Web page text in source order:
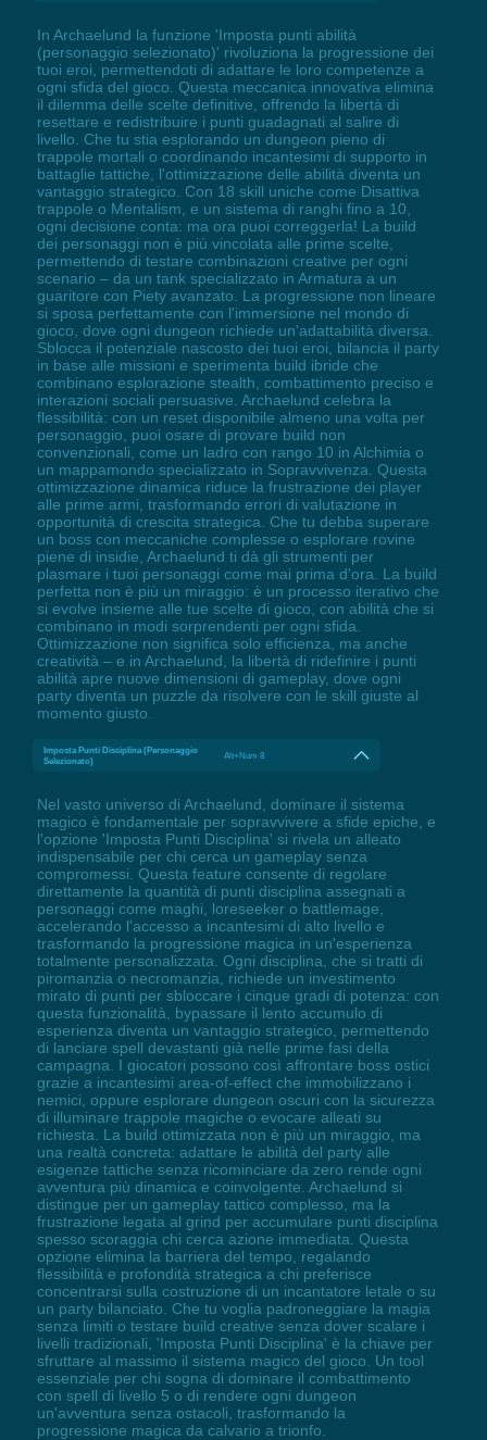
In Archaelund la funzione 'Imposta punti abilità
(personaggio selezionato)' rivoluziona la progressione dei
tuoi eroi, permettendoti di adattare le loro competenze a
ogni sfida del gioco. Questa meccanica innovativa elimina
il dilemma delle scelte definitive, offrendo la libertà di
resettare e redistribuire i punti guadagnati al salire di
livello. Che tu stia esplorando un dungeon pieno di
trappole mortali o coordinando incantesimi di supporto in
battaglie tattiche, l'ottimizzazione delle abilità diventa un
vantaggio strategico. Con 18 skill uniche come Disattiva
trappole o Mentalism, e un sistema di ranghi fino a 10,
ogni decisione conta: ma ora puoi correggerla! La build
dei personaggi non è più vincolata alle prime scelte,
permettendo di testare combinazioni creative per ogni
scenario – da un tank specializzato in Armatura a un
guaritore con Piety avanzato. La progressione non lineare
si sposa perfettamente con l'immersione nel mondo di
gioco, dove ogni dungeon richiede un'adattabilità diversa.
Sblocca il potenziale nascosto dei tuoi eroi, bilancia il party
in base alle missioni e sperimenta build ibride che
combinano esplorazione stealth, combattimento preciso e
interazioni sociali persuasive. Archaelund celebra la
flessibilità: con un reset disponibile almeno una volta per
personaggio, puoi osare di provare build non
convenzionali, come un ladro con rango 10 in Alchimia o
un mappamondo specializzato in Sopravvivenza. Questa
ottimizzazione dinamica riduce la frustrazione dei player
alle prime armi, trasformando errori di valutazione in
opportunità di crescita strategica. Che tu debba superare
un boss con meccaniche complesse o esplorare rovine
piene di insidie, Archaelund ti dà gli strumenti per
plasmare i tuoi personaggi come mai prima d'ora. La build
perfetta non è più un miraggio: è un processo iterativo che
si evolve insieme alle tue scelte di gioco, con abilità che si
combinano in modi sorprendenti per ogni sfida.
Ottimizzazione non significa solo efficienza, ma anche
creatività – e in Archaelund, la libertà di ridefinire i punti
abilità apre nuove dimensioni di gameplay, dove ogni
party diventa un puzzle da risolvere con le skill giuste al
momento giusto.
Imposta Punti Disciplina (Personaggio
Selezionato)
Alt+Num 8
Nel vasto universo di Archaelund, dominare il sistema
magico è fondamentale per sopravvivere a sfide epiche, e
l'opzione 'Imposta Punti Disciplina' si rivela un alleato
indispensabile per chi cerca un gameplay senza
compromessi. Questa feature consente di regolare
direttamente la quantità di punti disciplina assegnati a
personaggi come maghi, loreseeker o battlemage,
accelerando l'accesso a incantesimi di alto livello e
trasformando la progressione magica in un'esperienza
totalmente personalizzata. Ogni disciplina, che si tratti di
piromanzia o necromanzia, richiede un investimento
mirato di punti per sbloccare i cinque gradi di potenza: con
questa funzionalità, bypassare il lento accumulo di
esperienza diventa un vantaggio strategico, permettendo
di lanciare spell devastanti già nelle prime fasi della
campagna. I giocatori possono così affrontare boss ostici
grazie a incantesimi area-of-effect che immobilizzano i
nemici, oppure esplorare dungeon oscuri con la sicurezza
di illuminare trappole magiche o evocare alleati su
richiesta. La build ottimizzata non è più un miraggio, ma
una realtà concreta: adattare le abilità del party alle
esigenze tattiche senza ricominciare da zero rende ogni
avventura più dinamica e coinvolgente. Archaelund si
distingue per un gameplay tattico complesso, ma la
frustrazione legata al grind per accumulare punti disciplina
spesso scoraggia chi cerca azione immediata. Questa
opzione elimina la barriera del tempo, regalando
flessibilità e profondità strategica a chi preferisce
concentrarsi sulla costruzione di un incantatore letale o su
un party bilanciato. Che tu voglia padroneggiare la magia
senza limiti o testare build creative senza dover scalare i
livelli tradizionali, 'Imposta Punti Disciplina' è la chiave per
sfruttare al massimo il sistema magico del gioco. Un tool
essenziale per chi sogna di dominare il combattimento
con spell di livello 5 o di rendere ogni dungeon
un'avventura senza ostacoli, trasformando la
progressione magica da calvario a trionfo.